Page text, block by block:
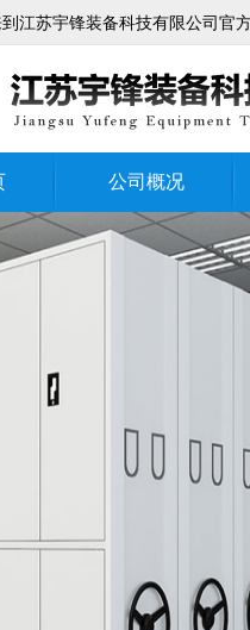
江苏宇锋装备科技有限公司官
公司概况